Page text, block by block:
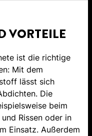
VORTEILE
ist die richtige
Mit dem
lässt sich
Die
beim
Rissen oder in
Einsatz. Außerdem